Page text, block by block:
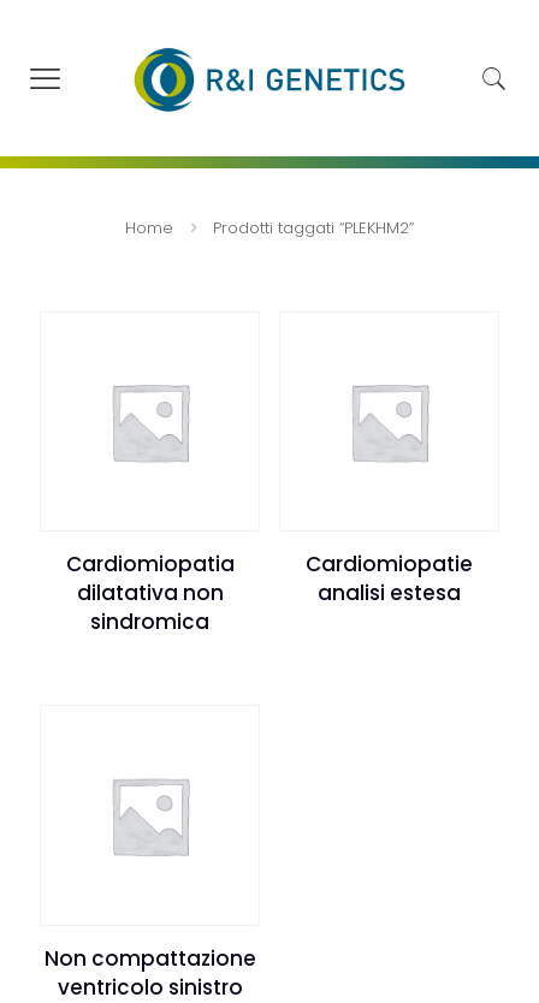
Home Prodotti taggati “PLEKHM2”
Cardiomiopatia
dilatativa non
sindromica
Cardiomiopatie
analisi estesa
Non compattazione
ventricolo sinistro